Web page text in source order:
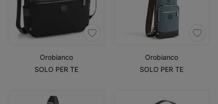
Orobianco
SOLO PER TE
Orobianco
SOLO PER TE